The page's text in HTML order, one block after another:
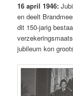
16 april 1946:
en deelt
dit 150-jarig
jubileum kon